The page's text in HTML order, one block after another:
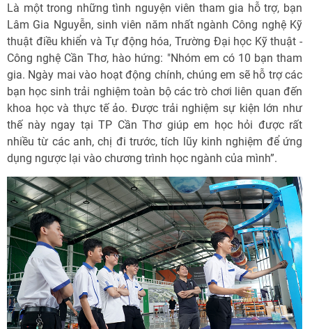
Là một trong những tình nguyện viên tham gia hỗ trợ, bạn
Lâm Gia Nguyễn, sinh viên năm nhất ngành Công nghệ Kỹ
thuật điều khiển và Tự động hóa, Trường Đại học Kỹ thuật -
Công nghệ Cần Thơ, hào hứng: "Nhóm em có 10 bạn tham
gia. Ngày mai vào hoạt động chính, chúng em sẽ hỗ trợ các
bạn học sinh trải nghiệm toàn bộ các trò chơi liên quan đến
khoa học và thực tế ảo. Được trải nghiệm sự kiện lớn như
thế này ngay tại TP Cần Thơ giúp em học hỏi được rất
nhiều từ các anh, chị đi trước, tích lũy kinh nghiệm để ứng
dụng ngược lại vào chương trình học ngành của mình”.